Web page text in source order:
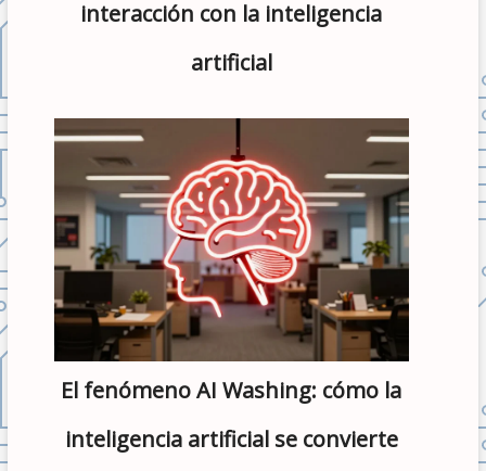
interacción con la inteligencia
artificial
El fenómeno AI Washing: cómo la
inteligencia artificial se convierte